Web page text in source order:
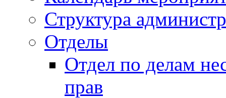
Структура
Отделы
Отдел по делам
прав